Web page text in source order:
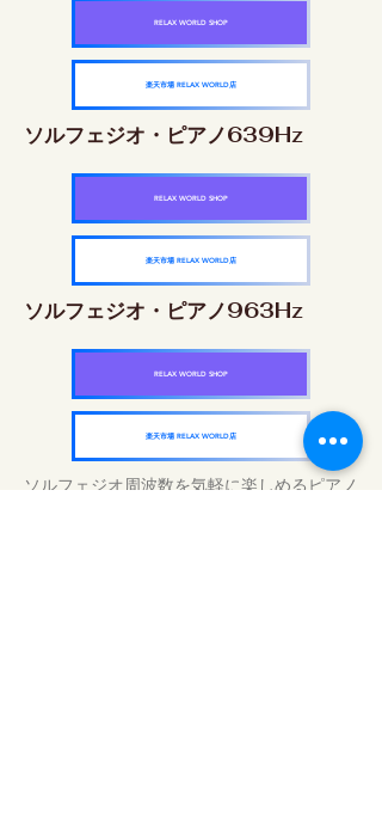
RELAX WORLD SHOP
楽天市場 RELAX WORLD店
ソルフェジオ・ピアノ639Hz
RELAX WORLD SHOP
楽天市場 RELAX WORLD店
ソルフェジオ・ピアノ963Hz
RELAX WORLD SHOP
楽天市場 RELAX WORLD店
ソルフェジオ周波数を気軽に楽しめるピアノ